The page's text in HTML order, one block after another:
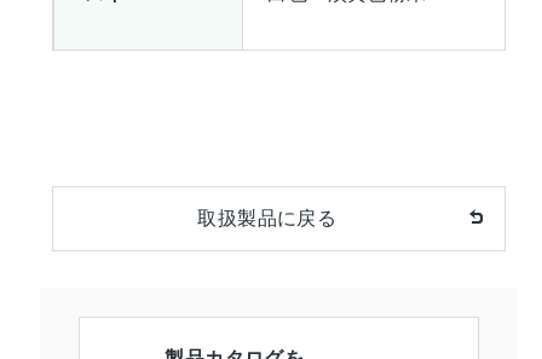
取扱製品に戻る